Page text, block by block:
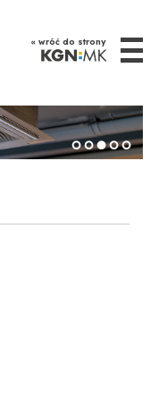
« wróć do strony ☰